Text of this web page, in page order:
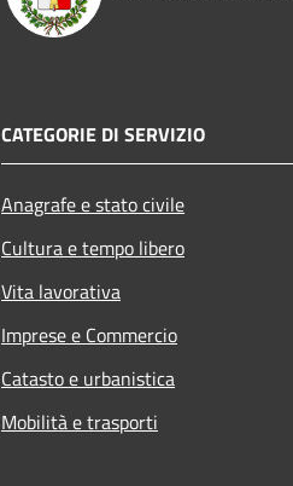
CATEGORIE DI SERVIZIO
Anagrafe e stato civile
Cultura e tempo libero
Vita lavorativa
Imprese e Commercio
Catasto e urbanistica
Mobilità e trasporti